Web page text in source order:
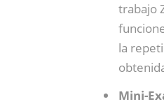
trabajo
la
Mini-